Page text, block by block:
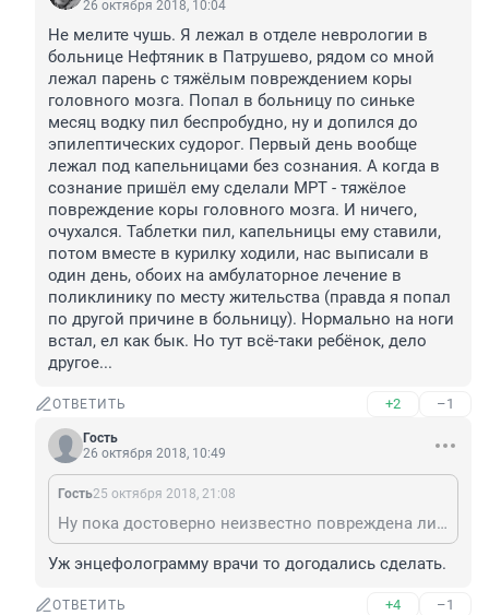
26 октября 2018, 10:04
Не мелите чушь. Я лежал в отделе неврологии в
больнице Нефтяник в Патрушево, рядом со мной
лежал парень с тяжёлым повреждением коры
головного мозга. Попал в больницу по синьке
месяц водку пил беспробудно, ну и допился до
эпилептических судорог. Первый день вообще
лежал под капельницами без сознания. А когда в
сознание пришёл ему сделали МРТ - тяжёлое
повреждение коры головного мозга. И ничего,
очухался. Таблетки пил, капельницы ему ставили,
потом вместе в курилку ходили, нас выписали в
один день, обоих на амбулаторное лечение в
поликлинику по месту жительства (правда я попал
по другой причине в больницу). Нормально на ноги
встал, ел как бык. Но тут всё-таки ребёнок, дело
другое...
ОТВЕТИТЬ +2 –1
Гость
26 октября 2018, 10:49
Гость25 октября 2018, 21:08
Ну пока достоверно неизвестно повреждена ли она вообще и если повреждена, то насколько.
Уж энцефолограмму врачи то догодались сделать.
ОТВЕТИТЬ +4 –1